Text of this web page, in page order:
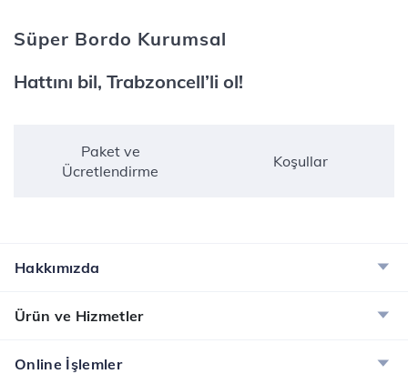
Süper Bordo Kurumsal
Hattını bil, Trabzoncell’li ol!
Paket ve
Ücretlendirme
Koşullar
Hakkımızda
Ürün ve Hizmetler
Online İşlemler